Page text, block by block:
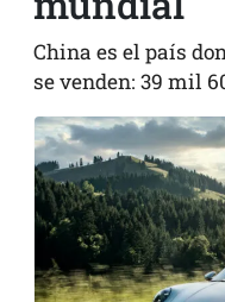
China es el país
se venden: 39 mil